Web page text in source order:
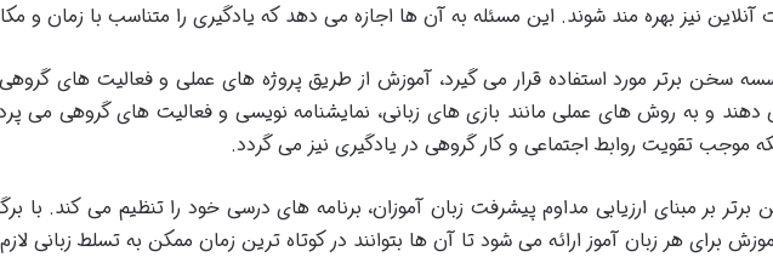
آنلاین نیز بهره مند شوند. این مسئله به آن ها اجازه می دهد که یادگیری را متناسب با زمان و
سخن برتر مورد استفاده قرار می گیرد، آموزش از طریق پروژه های عملی و فعالیت های
و به روش های عملی مانند بازی های زبانی، نمایشنامه نویسی و فعالیت های گروهی می
موجب تقویت روابط اجتماعی و کار گروهی در یادگیری نیز می گردد.
بر مبنای ارزیابی مداوم پیشرفت زبان آموزان، برنامه های درسی خود را تنظیم می کند. با
برای هر زبان آموز ارائه می شود تا آن ها بتوانند در کوتاه ترین زمان ممکن به تسلط زبانی